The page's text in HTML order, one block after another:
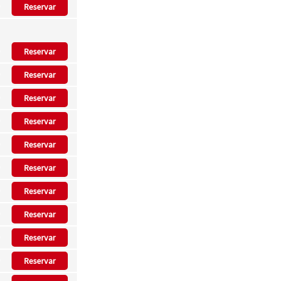
Reservar
Reservar
Reservar
Reservar
Reservar
Reservar
Reservar
Reservar
Reservar
Reservar
Reservar